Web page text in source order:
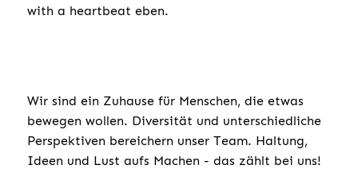
with a heartbeat eben.
Wir sind ein Zuhause für Menschen, die etwas
bewegen wollen. Diversität und unterschiedliche
Perspektiven bereichern unser Team. Haltung,
Ideen und Lust aufs Machen - das zählt bei uns!